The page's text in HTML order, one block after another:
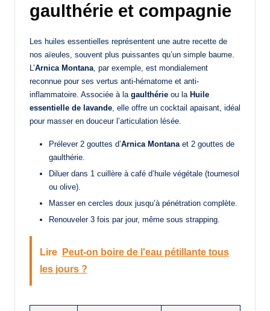
gaulthérie et compagnie
Les huiles essentielles représentent une autre recette de
nos aïeules, souvent plus puissantes qu’un simple baume.
L’Arnica Montana , par exemple, est mondialement
reconnue pour ses vertus anti-hématome et anti-
inflammatoire. Associée à la gaulthérie ou la Huile
essentielle de lavande , elle offre un cocktail apaisant, idéal
pour masser en douceur l’articulation lésée.
Prélever 2 gouttes d’Arnica Montana et 2 gouttes de
gaulthérie.
Diluer dans 1 cuillère à café d’huile végétale (tournesol
ou olive).
Masser en cercles doux jusqu’à pénétration complète.
Renouveler 3 fois par jour, même sous strapping.
Lire
Peut-on boire de l'eau pétillante tous
les jours ?